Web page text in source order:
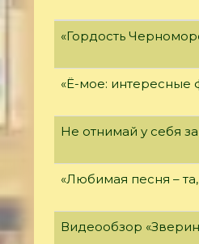
«Гордость
«Ё-мое: интересные
Не отнимай у себя
«Любимая песня –
Видеообзор